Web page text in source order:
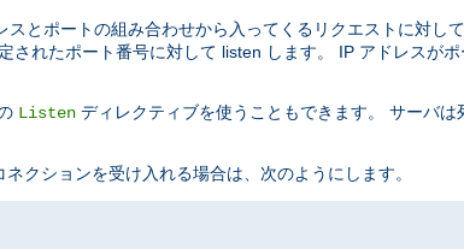
とポートの組み合わせから入ってくるリクエストに対し
されたポート番号に対して listen します。 IP アドレスが
Listen ディレクティブを使うこともできます。 サーバ
クションを受け入れる場合は、次のようにします。